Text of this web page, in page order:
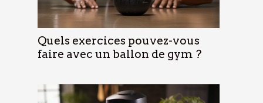
Quels exercices pouvez-vous
faire avec un ballon de gym ?